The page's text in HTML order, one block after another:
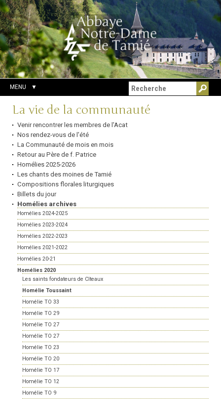
Aller
au
contenu.
|
Aller
à
la
navigation
Outils
personnels
Chercher par
Recherche
avancée…
MENU
Navigation
La vie de la communauté
Venir rencontrer les membres de l'Acat
Nos rendez-vous de l'été
La Communauté de mois en mois
Retour au Père de f. Patrice
Homélies 2025-2026
Les chants des moines de Tamié
Compositions florales liturgiques
Billets du jour
Homélies archives
Homélies 2024-2025
Homélies 2023-2024
Homélies 2022-2023
Homélies 2021-2022
Homélies 20-21
Homélies 2020
Les saints fondateurs de Cîteaux
Homélie Toussaint
Homélie TO 33
Homélie TO 29
Homélie TO 27
Homélie TO 27
Homélie TO 23
Homélie TO 20
Homélie TO 17
Homélie TO 12
Homélie TO 9